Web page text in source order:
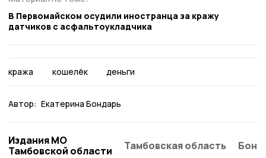
В Первомайском осудили иностранца за кражу
датчиков с асфальтоукладчика
кража кошелёк деньги
Автор: Екатерина Бондарь
Издания МО
Тамбовской области
Тамбовская область